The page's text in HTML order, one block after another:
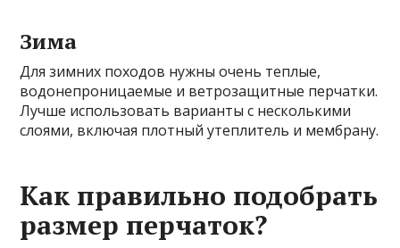
Зима
Для зимних походов нужны очень теплые,
водонепроницаемые и ветрозащитные перчатки.
Лучше использовать варианты с несколькими
слоями, включая плотный утеплитель и мембрану.
Как правильно подобрать
размер перчаток?